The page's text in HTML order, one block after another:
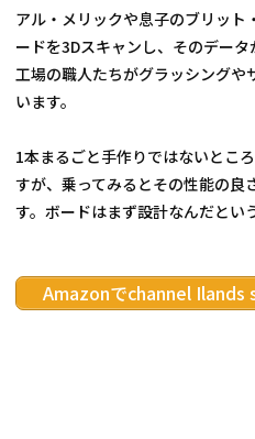
アル・メリックや息子のブリット
ードを3Dスキャンし、そのデー
工場の職人たちがグラッシングや
います。
1本まるごと手作りではないとこ
すが、乗ってみるとその性能の良
す。ボードはまず設計なんだとい
Amazonでchannel Ilands